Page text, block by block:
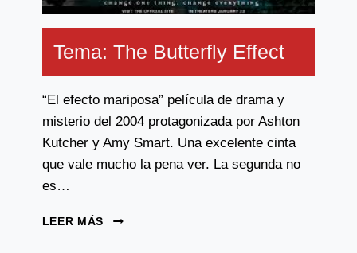
Tema: The Butterfly Effect
“El efecto mariposa” película de drama y
misterio del 2004 protagonizada por Ashton
Kutcher y Amy Smart. Una excelente cinta
que vale mucho la pena ver. La segunda no
es…
LEER MÁS
TEMA: